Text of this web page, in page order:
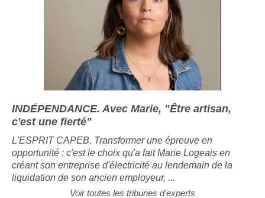
INDÉPENDANCE. Avec Marie, "Être artisan,
L'ESPRIT CAPEB. Transformer une épreuve en
opportunité : c'est le choix qu'a fait Marie Logeais en
créant son entreprise d'électricité au lendemain de la